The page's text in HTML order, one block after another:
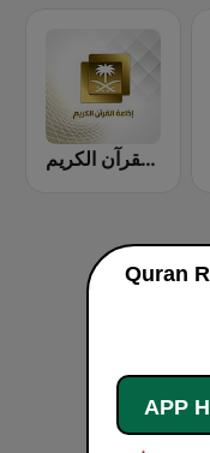
إذاعة القرآن الكريم - Holy Quran Radio
APP